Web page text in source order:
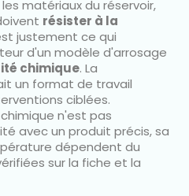
matériaux du réservoir,
résister à la
justement ce qui
d'un modèle d'arrosage
chimique. La
un format de travail
ciblées.
n'est pas
avec un produit précis, sa
dépendent du
sur la fiche et la